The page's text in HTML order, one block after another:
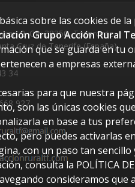
2. CP: 38350, Tacoronte,
Cruz de Tenerife (España)
34
927
sobre las cookies de
Grupo Acción Rural
que se guarda en tu
a empresas
para que nuestra
son las únicas cookies
en base a tus
pero puedes activarlas
con un paso tan
consulta la POLÍTICA
consideramos que